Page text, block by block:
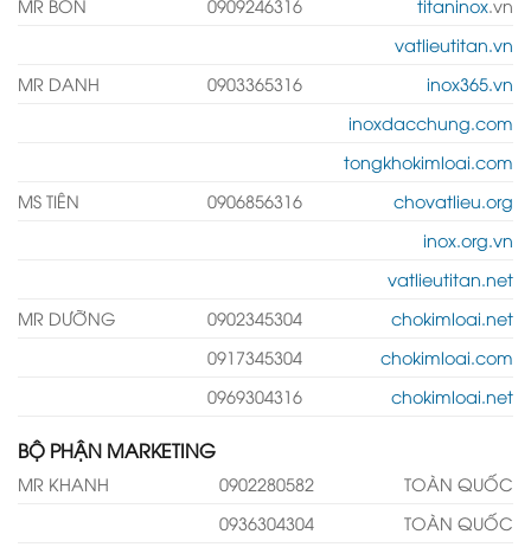
MR BỐN
0909246316 titaninox.vn
vatlieutitan.vn
MR DANH
0903365316
inox365.vn
inoxdacchung.com
tongkhokimloai.com
MS TIÊN
0906856316
chovatlieu.org
inox.org.vn
vatlieutitan.net
MR DƯỠNG
0902345304
chokimloai.net
0917345304
chokimloai.com
0969304316
chokimloai.net
BỘ PHẬN MARKETING
MR KHANH 0902280582
TOÀN QUỐC
0936304304
TOÀN QUỐC